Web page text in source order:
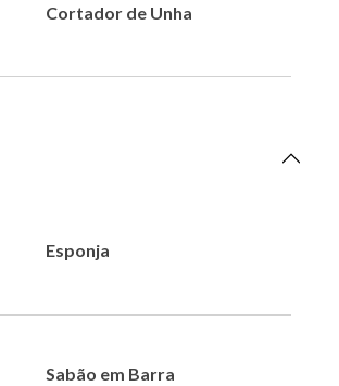
Cortador de Unha
Esponja
Sabão em Barra